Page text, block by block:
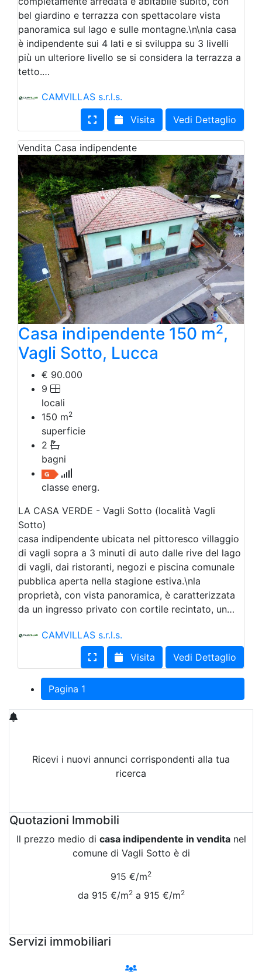
bel giardino e terrazza con spettacolare vista
panoramica sul lago e sulle montagne.\n\nla casa
è indipendente sui 4 lati e si sviluppa su 3 livelli
più un ulteriore livello se si considera la terrazza a
tetto.…
CAMVILLAS s.r.l.s.
Visita
Vedi Dettaglio
Vendita Casa indipendente
Casa indipendente 150 m2,
Vagli Sotto, Lucca
€ 90.000
9
locali
150 m2
superficie
2
bagni
classe energ.
LA CASA VERDE - Vagli Sotto (località Vagli
Sotto)
casa indipendente ubicata nel pittoresco villaggio
di vagli sopra a 3 minuti di auto dalle rive del lago
di vagli, dai ristoranti, negozi e piscina comunale
pubblica aperta nella stagione estiva.\nla
proprietà, con vista panoramica, è caratterizzata
da un ingresso privato con cortile recintato, un…
CAMVILLAS s.r.l.s.
Visita
Vedi Dettaglio
Pagina 1
Ricevi i nuovi annunci corrispondenti alla tua
ricerca
Quotazioni Immobili
Il prezzo medio di casa indipendente in venditanel
comune di Vagli Sotto è di
915 €/m2
da 915 €/m2a 915 €/m2
Servizi immobiliari